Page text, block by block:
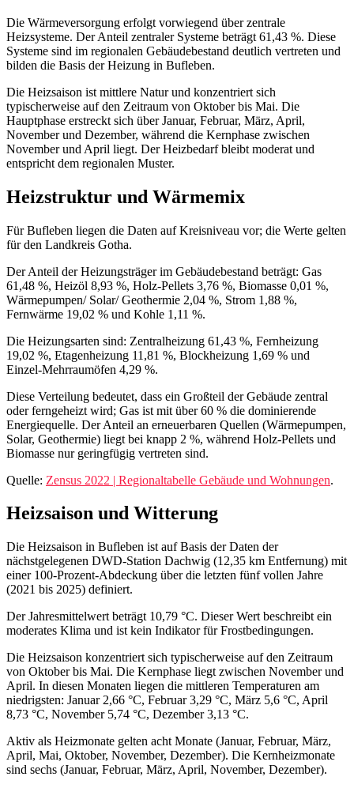
Die Wärmeversorgung erfolgt vorwiegend über zentrale
Heizsysteme. Der Anteil zentraler Systeme beträgt 61,43 %. Diese
Systeme sind im regionalen Gebäudebestand deutlich vertreten und
bilden die Basis der Heizung in Bufleben.
Die Heizsaison ist mittlere Natur und konzentriert sich
typischerweise auf den Zeitraum von Oktober bis Mai. Die
Hauptphase erstreckt sich über Januar, Februar, März, April,
November und Dezember, während die Kernphase zwischen
November und April liegt. Der Heizbedarf bleibt moderat und
entspricht dem regionalen Muster.
Heizstruktur und Wärmemix
Für Bufleben liegen die Daten auf Kreisniveau vor; die Werte gelten
für den Landkreis Gotha.
Der Anteil der Heizungsträger im Gebäudebestand beträgt: Gas
61,48 %, Heizöl 8,93 %, Holz‑Pellets 3,76 %, Biomasse 0,01 %,
Wärmepumpen/ Solar/ Geothermie 2,04 %, Strom 1,88 %,
Fernwärme 19,02 % und Kohle 1,11 %.
Die Heizungsarten sind: Zentralheizung 61,43 %, Fernheizung
19,02 %, Etagenheizung 11,81 %, Blockheizung 1,69 % und
Einzel‑Mehrraumöfen 4,29 %.
Diese Verteilung bedeutet, dass ein Großteil der Gebäude zentral
oder ferngeheizt wird; Gas ist mit über 60 % die dominierende
Energiequelle. Der Anteil an erneuerbaren Quellen (Wärmepumpen,
Solar, Geothermie) liegt bei knapp 2 %, während Holz‑Pellets und
Biomasse nur geringfügig vertreten sind.
Quelle: Zensus 2022 | Regionaltabelle Gebäude und Wohnungen.
Heizsaison und Witterung
Die Heizsaison in Bufleben ist auf Basis der Daten der
nächstgelegenen DWD-Station Dachwig (12,35 km Entfernung) mit
einer 100‑Prozent‑Abdeckung über die letzten fünf vollen Jahre
(2021 bis 2025) definiert.
Der Jahresmittelwert beträgt 10,79 °C. Dieser Wert beschreibt ein
moderates Klima und ist kein Indikator für Frostbedingungen.
Die Heizsaison konzentriert sich typischerweise auf den Zeitraum
von Oktober bis Mai. Die Kernphase liegt zwischen November und
April. In diesen Monaten liegen die mittleren Temperaturen am
niedrigsten: Januar 2,66 °C, Februar 3,29 °C, März 5,6 °C, April
8,73 °C, November 5,74 °C, Dezember 3,13 °C.
Aktiv als Heizmonate gelten acht Monate (Januar, Februar, März,
April, Mai, Oktober, November, Dezember). Die Kernheizmonate
sind sechs (Januar, Februar, März, April, November, Dezember).